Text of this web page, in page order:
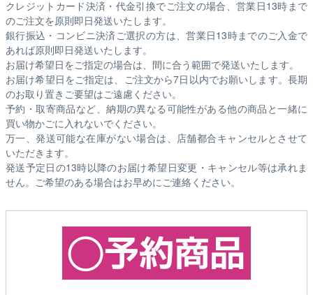
クレジットカード決済・代金引換でご注文の場合、営業日13時まで
のご注文を原則即日発送いたします。
銀行振込・コンビニ決済ご選択の方は、営業日13時までのご入金で
あれば原則即日発送いたします。
お届け希望日をご指定の場合は、間に合う範囲で発送いたします。
お届け希望日をご指定は、ご注文から7日以内でお願いします。長期
のお取り置きご要望はご遠慮ください。
予約・取寄商品など、納期の異なる可能性がある他の商品と一緒に
買い物かごに入れないでください。
万一、発送可能な在庫がない場合は、店舗都合キャンセルとさせて
いただきます。
発送予定日の13時以降のお届け希望日変更・キャンセル等は承れま
せん。ご希望のある場合はお早めにご連絡ください。